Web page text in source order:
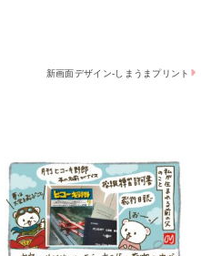
新画面デザイン-しまうまプリント